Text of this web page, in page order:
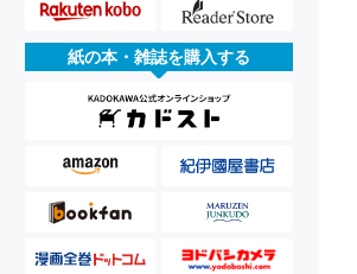
紙の本・雑誌を購入する